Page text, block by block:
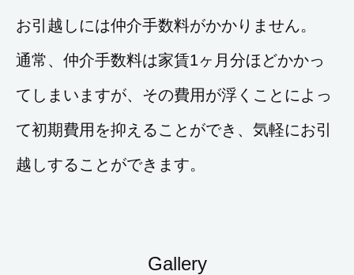
お引越しには仲介手数料がかかりません。
通常、仲介手数料は家賃1ヶ月分ほどかかっ
てしまいますが、その費用が浮くことによっ
て初期費用を抑えることができ、気軽にお引
越しすることができます。
Gallery